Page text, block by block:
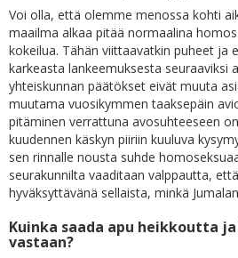
Voi olla, että olemme menossa kohti
maailma alkaa pitää normaalina
kokeilua. Tähän viittaavatkin puheet ja
karkeasta lankeemuksesta seuraaviksi
yhteiskunnan päätökset eivät muuta
muutama vuosikymmen taaksepäin
pitäminen verrattuna avosuhteeseen
kuudennen käskyn piiriin kuuluva
sen rinnalle nousta suhde
seurakunnilta vaaditaan valppautta,
hyväksyttävänä sellaista, minkä
Kuinka saada apu heikkoutta
vastaan?